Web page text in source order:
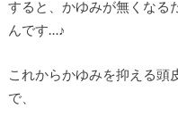
すると、かゆみが無くなる
んです…♪
これからかゆみを抑える頭
で、